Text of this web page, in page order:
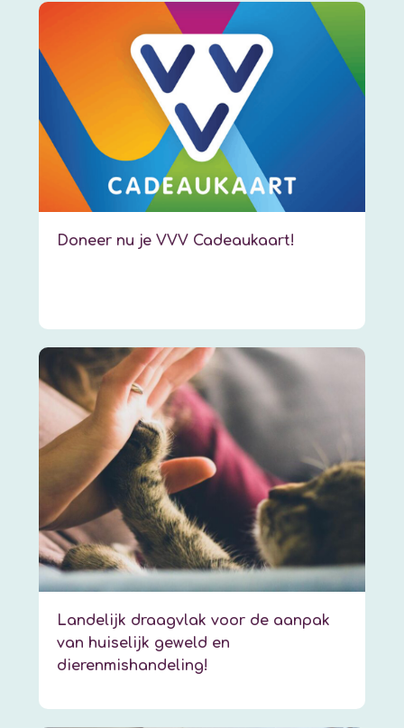
Doneer nu je VVV Cadeaukaart!
Landelijk draagvlak voor de aanpak
van huiselijk geweld en
dierenmishandeling!